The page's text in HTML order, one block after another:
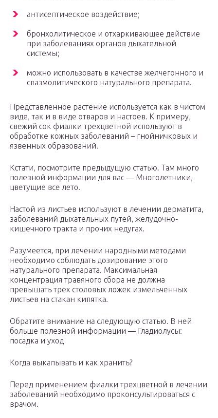
антисептическое воздействие;
бронхолитическое и отхаркивающее действие
при заболеваниях органов дыхательной
системы;
можно использовать в качестве желчегонного и
спазмолитического натурального препарата.
Представленное растение используется как в чистом
виде, так и в виде отваров и настоев. К примеру,
свежий сок фиалки трехцветной используют в
обработке кожных заболеваний – гнойничковых и
язвенных образований.
Кстати, посмотрите предыдущую статью. Там много
полезной информации для вас — Многолетники,
цветущие все лето.
Настой из листьев используют в лечении дерматита,
заболеваний дыхательных путей, желудочно-
кишечного тракта и прочих недугах.
Разумеется, при лечении народными методами
необходимо соблюдать дозирование этого
натурального препарата. Максимальная
концентрация травяного сбора не должна
превышать трех столовых ложек измельченных
листьев на стакан кипятка.
Обратите внимание на следующую статью. В ней
больше полезной информации — Гладиолусы:
посадка и уход
Когда выкапывать и как хранить?
Перед применением фиалки трехцветной в лечении
заболеваний необходимо проконсультироваться с
врачом.